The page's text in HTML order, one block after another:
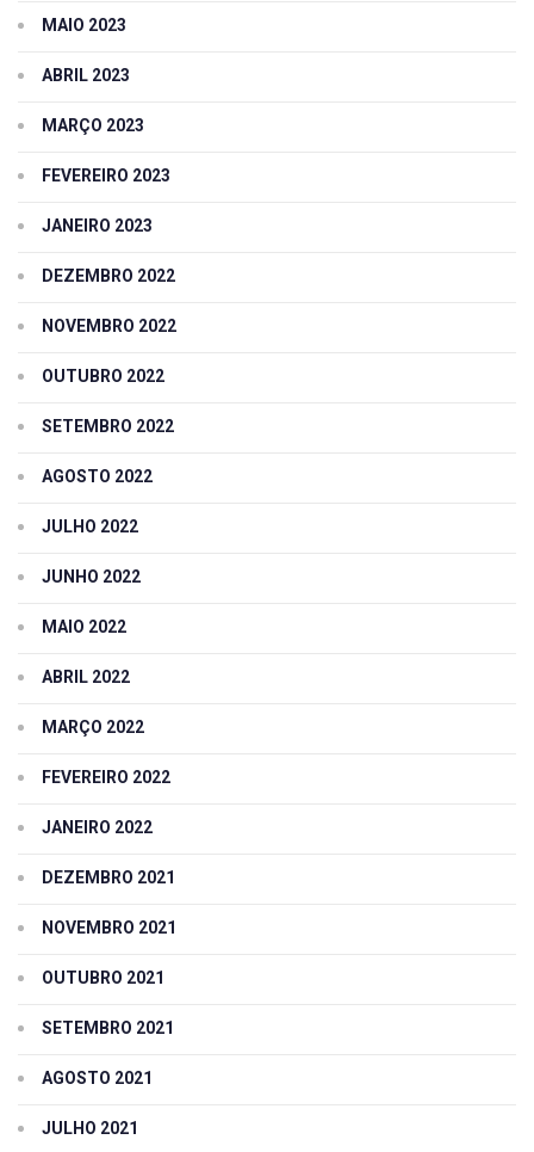
MAIO 2023
ABRIL 2023
MARÇO 2023
FEVEREIRO 2023
JANEIRO 2023
DEZEMBRO 2022
NOVEMBRO 2022
OUTUBRO 2022
SETEMBRO 2022
AGOSTO 2022
JULHO 2022
JUNHO 2022
MAIO 2022
ABRIL 2022
MARÇO 2022
FEVEREIRO 2022
JANEIRO 2022
DEZEMBRO 2021
NOVEMBRO 2021
OUTUBRO 2021
SETEMBRO 2021
AGOSTO 2021
JULHO 2021